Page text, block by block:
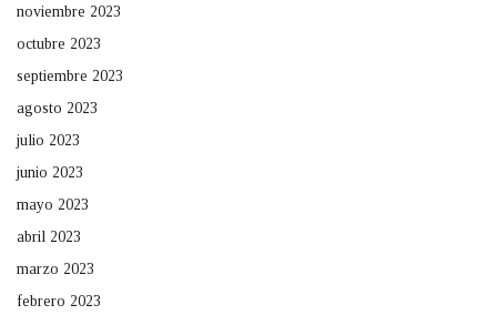
noviembre 2023
octubre 2023
septiembre 2023
agosto 2023
julio 2023
junio 2023
mayo 2023
abril 2023
marzo 2023
febrero 2023